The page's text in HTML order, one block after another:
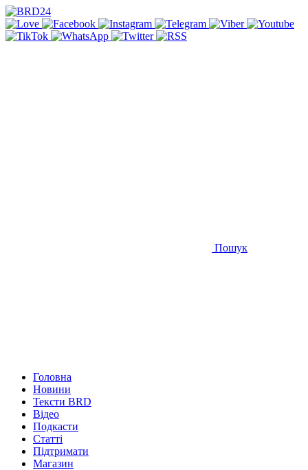
Пошук
Головна
Новини
Тексти BRD
Відео
Подкасти
Статті
Підтримати
Магазин